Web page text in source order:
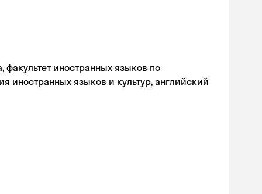
факультет иностранных языков по
иностранных языков и культур, английский